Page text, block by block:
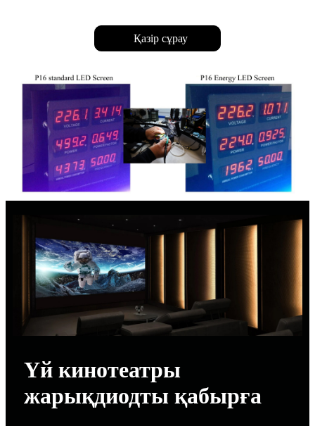
Қазір сұрау
Үй кинотеатры
жарықдиодты қабырға